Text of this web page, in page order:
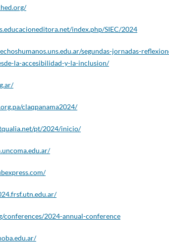
index.php/SIEC/2024
segundas-jornadas-
la-accesibilidad-y-la-inclusion/
claqpanama2024/
pt/2024/inicio/
conferences/2024-annual-conference